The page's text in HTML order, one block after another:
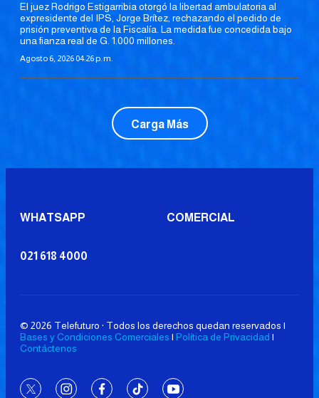
El juez Rodrigo Estigarribia otorgó la libertad ambulatoria al
expresidente del IPS, Jorge Brítez, rechazando el pedido de
prisión preventiva de la Fiscalía. La medida fue concedida bajo
una fianza real de G. 1.000 millones.
Agosto 6, 2026 04:26 p. m.
Carga Más
WHATSAPP COMERCIAL
021 618 4000
© 2026 Telefuturo · Todos los derechos quedan reservados |
Bases y Condiciones Comerciales | Política de Privacidad |
Contáctenos
twitterinstagramfacebooktiktok youtube